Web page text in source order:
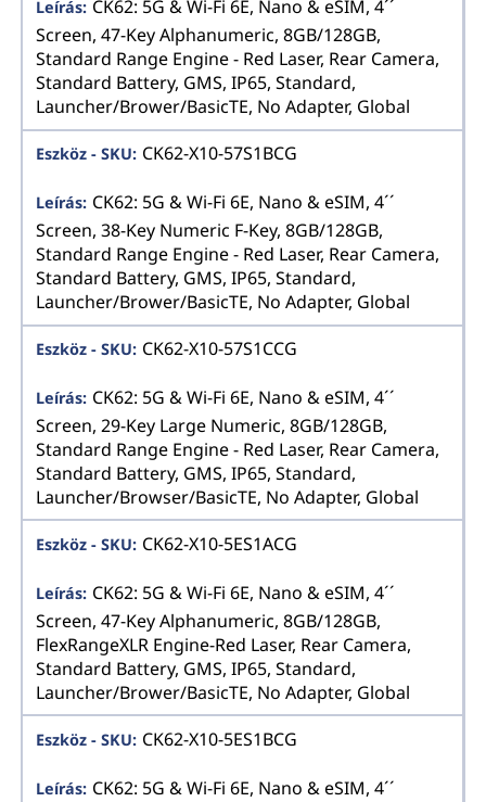
CK62: 5G & Wi-Fi 6E, Nano & eSIM, 4´´
Screen, 47-Key Alphanumeric, 8GB/128GB,
Standard Range Engine - Red Laser, Rear Camera,
Standard Battery, GMS, IP65, Standard,
Launcher/Brower/BasicTE, No Adapter, Global
CK62-X10-57S1BCG
CK62: 5G & Wi-Fi 6E, Nano & eSIM, 4´´
Screen, 38-Key Numeric F-Key, 8GB/128GB,
Standard Range Engine - Red Laser, Rear Camera,
Standard Battery, GMS, IP65, Standard,
Launcher/Brower/BasicTE, No Adapter, Global
CK62-X10-57S1CCG
CK62: 5G & Wi-Fi 6E, Nano & eSIM, 4´´
Screen, 29-Key Large Numeric, 8GB/128GB,
Standard Range Engine - Red Laser, Rear Camera,
Standard Battery, GMS, IP65, Standard,
Launcher/Browser/BasicTE, No Adapter, Global
CK62-X10-5ES1ACG
CK62: 5G & Wi-Fi 6E, Nano & eSIM, 4´´
Screen, 47-Key Alphanumeric, 8GB/128GB,
FlexRangeXLR Engine-Red Laser, Rear Camera,
Standard Battery, GMS, IP65, Standard,
Launcher/Brower/BasicTE, No Adapter, Global
CK62-X10-5ES1BCG
CK62: 5G & Wi-Fi 6E, Nano & eSIM, 4´´